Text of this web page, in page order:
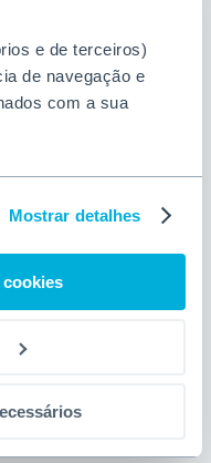
e de terceiros)
de navegação e
com a sua
Mostrar detalhes